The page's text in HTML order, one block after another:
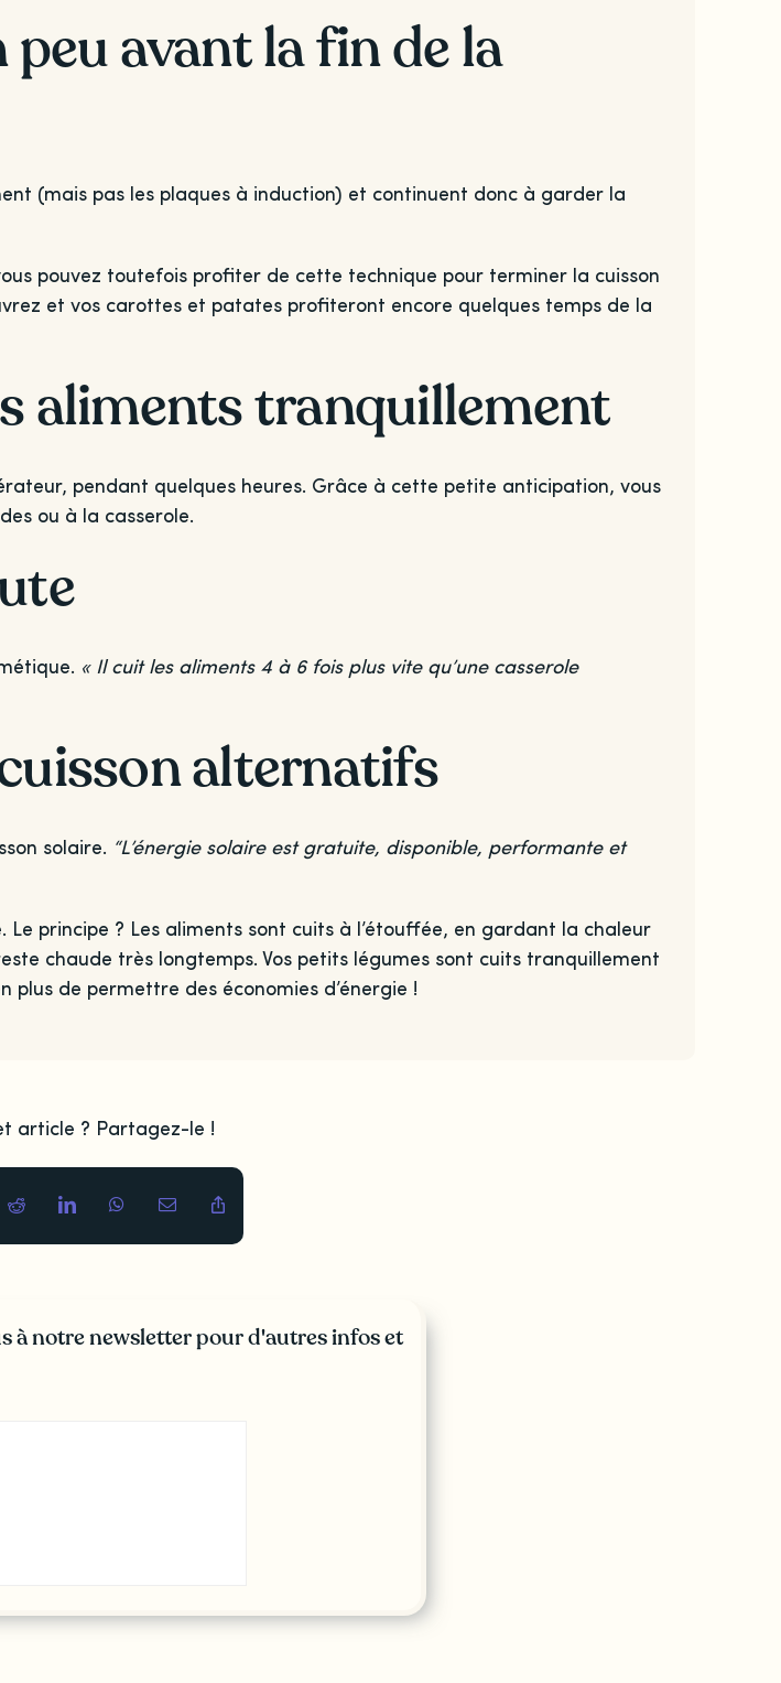
avant la fin de la
(mais pas les plaques à induction) et continuent donc à garder la
pouvez toutefois profiter de cette technique pour terminer la cuisson
et vos carottes et patates profiteront encore quelques temps de la
aliments tranquillement
pendant quelques heures. Grâce à cette petite anticipation, vous
ou à la casserole.
« Il cuit les aliments 4 à 6 fois plus vite qu’une casserole
alternatifs
solaire. “L’énergie solaire est gratuite, disponible, performante et
principe ? Les aliments sont cuits à l’étouffée, en gardant la chaleur
chaude très longtemps. Vos petits légumes sont cuits tranquillement
de permettre des économies d’énergie !
article ? Partagez-le !
à notre newsletter pour d'autres infos et